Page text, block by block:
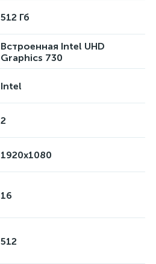
512 Гб
Встроенная Intel UHD
Graphics 730
Intel
2
1920x1080
16
512